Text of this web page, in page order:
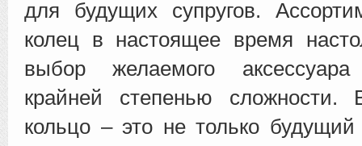
для будущих супругов.
колец в настоящее время
выбор желаемого аксессуара
крайней степенью сложности.
кольцо – это не только будущий